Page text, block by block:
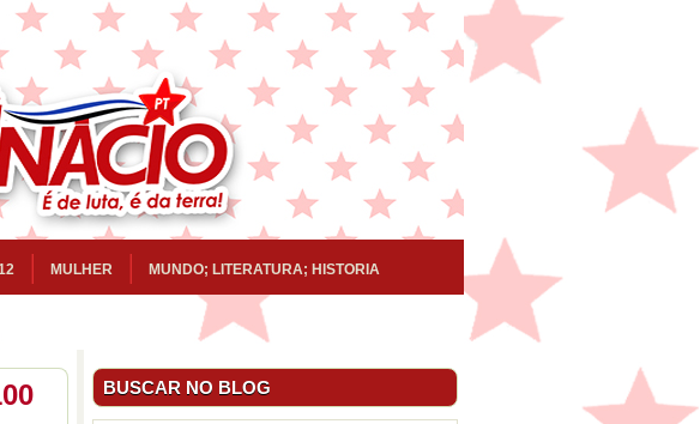
MULHER MUNDO; LITERATURA; HISTORIA
BUSCAR NO BLOG